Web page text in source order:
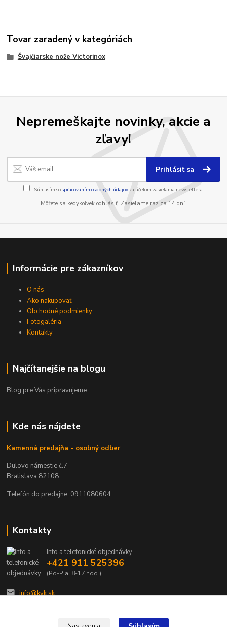
Tovar zaradený v kategóriách
Švajčiarske nože Victorinox
Nepremeškajte novinky, akcie a
zľavy!
Prihlásiť sa
Súhlasím sospracovaním osobných údajov za účelom zasielania newslettera.
Môžete sa kedykoľvek odhlásiť. Zasielame raz za 14 dní.
Informácie pre zákazníkov
O nás
Ako nakupovať
Obchodné podmienky
Fotogaléria
Kontakty
Najčítanejšie na blogu
Blog pre Vás pripravujeme...
Kde nás nájdete
Kamenná predajňa - osobný odber
Dulovo námestie č.7
Bratislava 82108
Telefón do predajne: 0911080604
Kontakty
Info a telefonické objednávky
+421 911 525396
(Po-Pia, 8-17 hod.)
info@kvk.sk